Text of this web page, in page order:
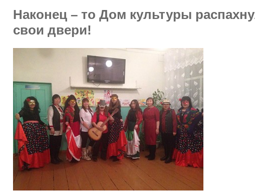
Наконец – то Дом культуры
свои двери!